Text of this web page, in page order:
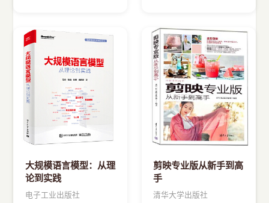
大规模语言模型：从理
论到实践
电子工业出版社
剪映专业版从新手到高
手
清华大学出版社